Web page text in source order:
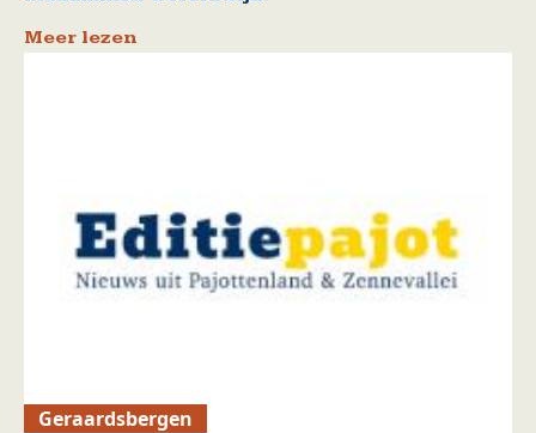
Meer lezen
Geraardsbergen